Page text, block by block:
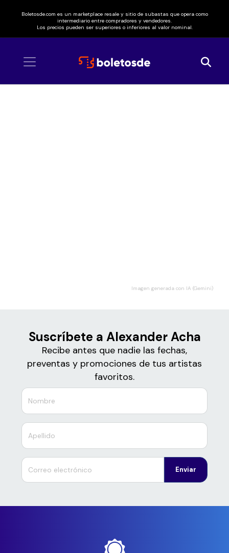
Boletosde.com es un marketplace resale y sitio de subastas que opera como
intermediario entre compradores y vendedores.
Los precios pueden ser superiores o inferiores al valor nominal.
Imagen generada con IA (Gemini)
Suscríbete a Alexander Acha
Recibe antes que nadie las fechas,
preventas y promociones de tus artistas
favoritos.
Enviar